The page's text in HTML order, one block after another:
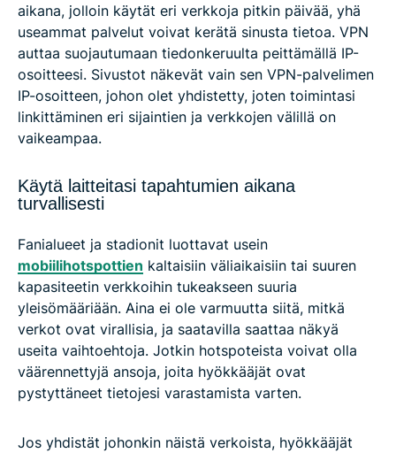
aikana, jolloin käytät eri verkkoja pitkin päivää, yhä
useammat palvelut voivat kerätä sinusta tietoa. VPN
auttaa suojautumaan tiedonkeruulta peittämällä IP-
osoitteesi. Sivustot näkevät vain sen VPN-palvelimen
IP-osoitteen, johon olet yhdistetty, joten toimintasi
linkittäminen eri sijaintien ja verkkojen välillä on
vaikeampaa.
Käytä laitteitasi tapahtumien aikana
turvallisesti
Fanialueet ja stadionit luottavat usein
mobiilihotspottien kaltaisiin väliaikaisiin tai suuren
kapasiteetin verkkoihin tukeakseen suuria
yleisömääriään. Aina ei ole varmuutta siitä, mitkä
verkot ovat virallisia, ja saatavilla saattaa näkyä
useita vaihtoehtoja. Jotkin hotspoteista voivat olla
väärennettyjä ansoja, joita hyökkääjät ovat
pystyttäneet tietojesi varastamista varten.
Jos yhdistät johonkin näistä verkoista, hyökkääjät